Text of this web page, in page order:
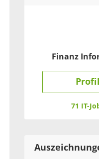
Finanz
Profil
71 IT-